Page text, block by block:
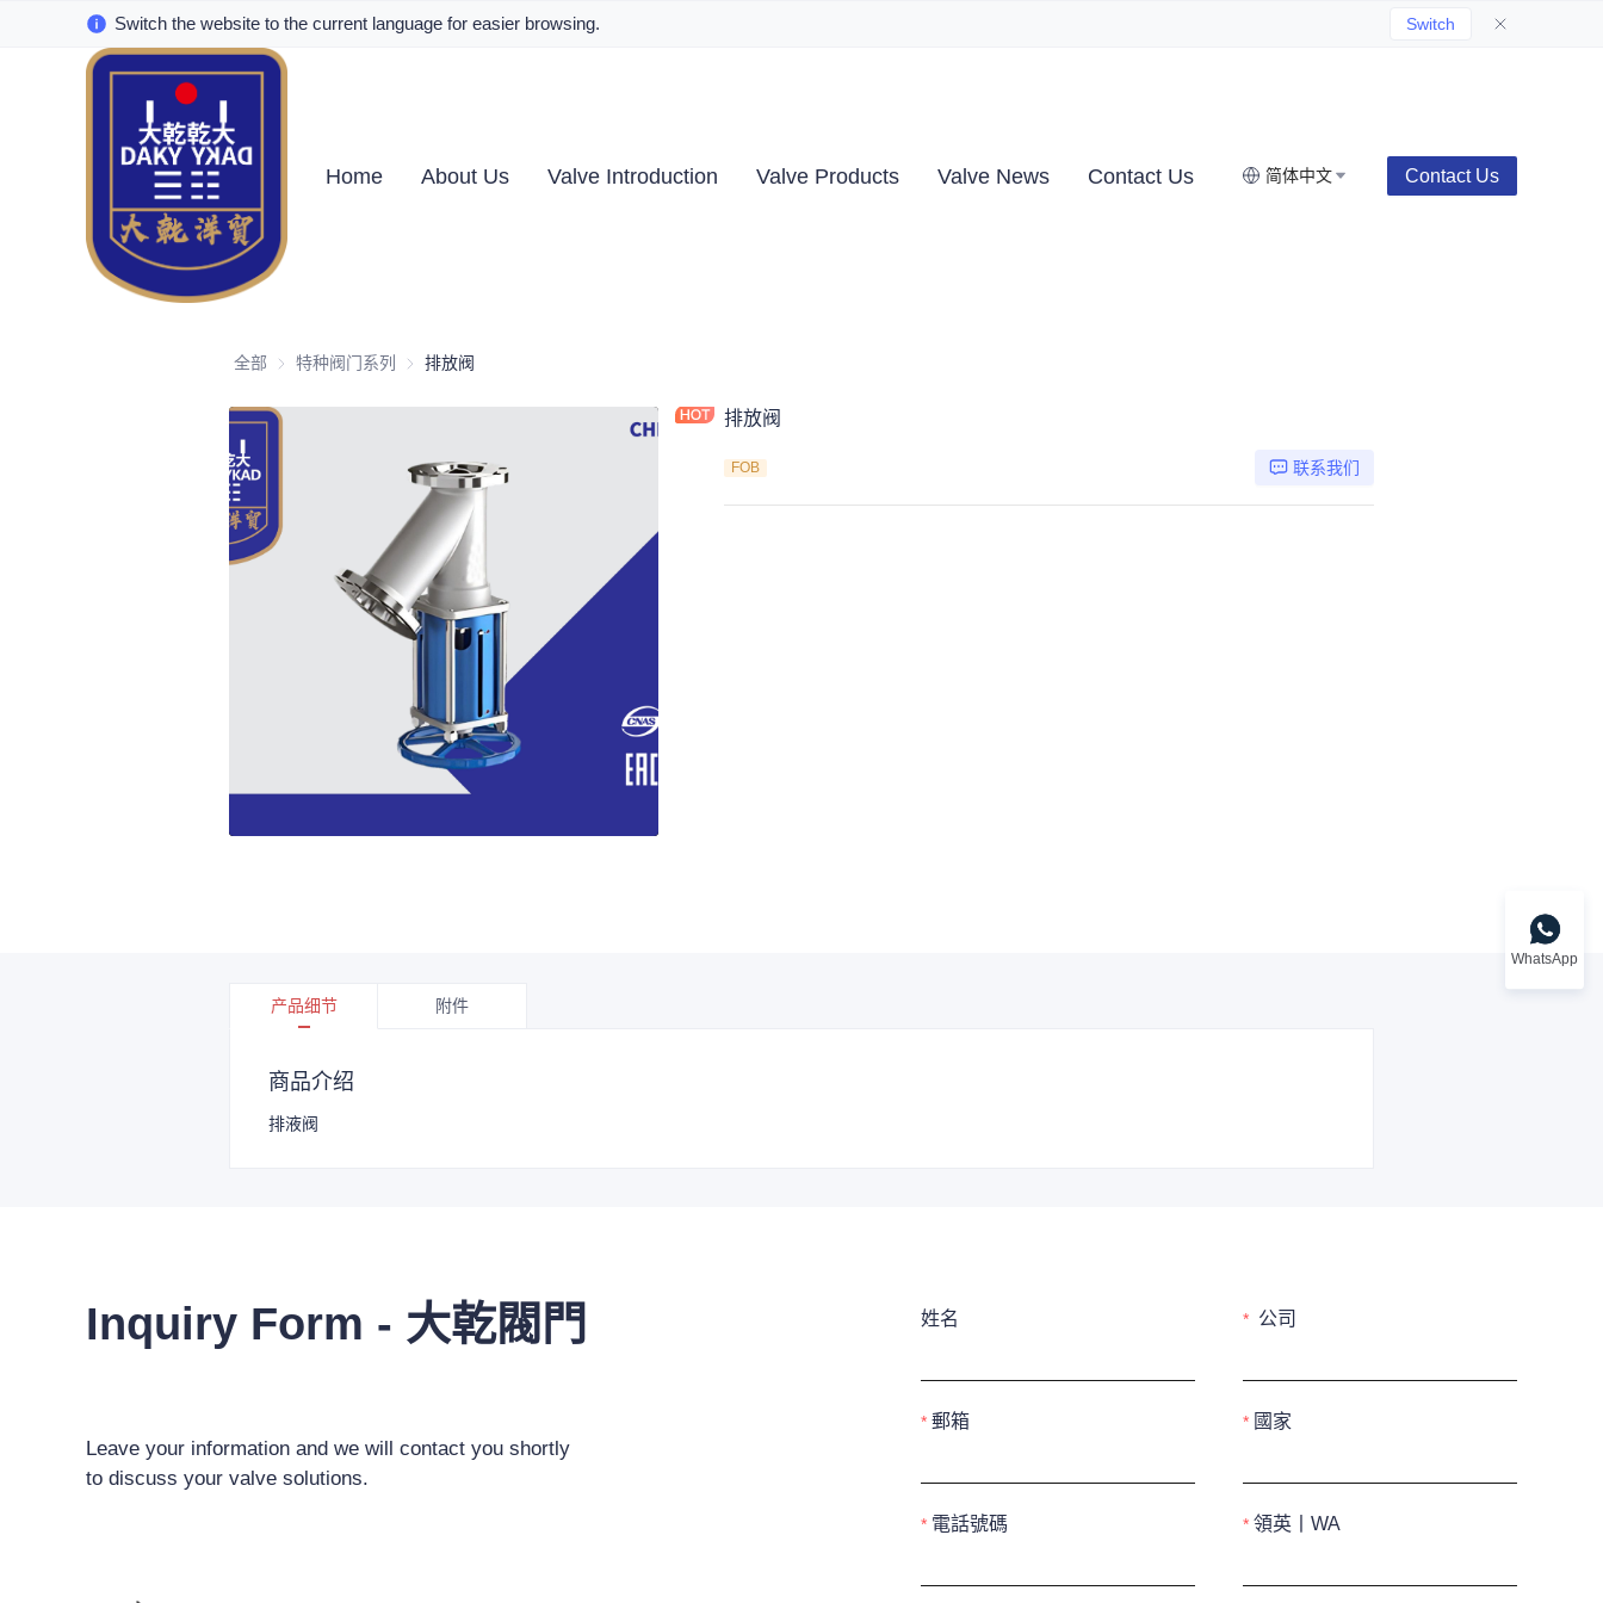
Switch the website to the current language for easier browsing. Switch
Home About Us Valve Introduction Valve Products Valve News Contact Us 简体中文 Contact Us
全部 特种阀门系列 特种阀门系列
排放阀
排放阀
FOB 联系我们
产品细节 附件
商品介绍
排液阀
Inquiry Form - 大乾閥門 姓名 公司
郵箱 國家
電話號碼 領英丨WA
Leave your information and we will contact you shortly
to discuss your valve solutions.
WhatsApp